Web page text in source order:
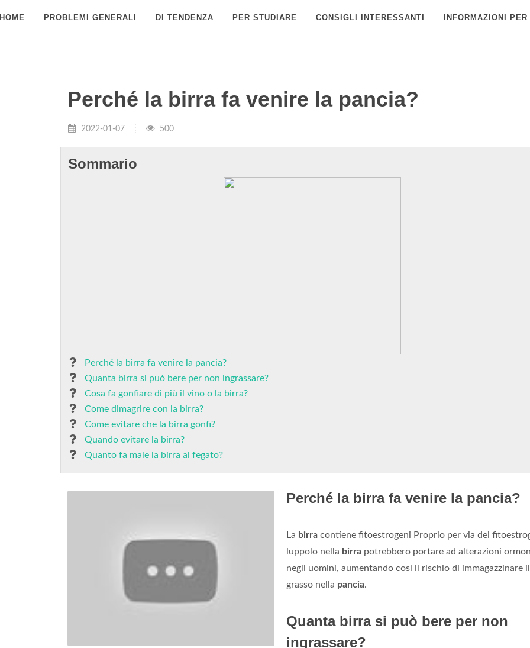
PROBLEMI GENERALI DI TENDENZA PER STUDIARE CONSIGLI INTERESSANTI INFORMAZIONI PER
Perché la birra fa venire la pancia?
2022-01-07 500
Sommario
Perché la birra fa venire la pancia?
Quanta birra si può bere per non ingrassare?
Cosa fa gonfiare di più il vino o la birra?
Come dimagrire con la birra?
Come evitare che la birra gonfi?
Quando evitare la birra?
Quanto fa male la birra al fegato?
Perché la birra fa venire la pancia?
La birra contiene fitoestrogeni Proprio per via dei
luppolo nella birra potrebbero portare ad alterazioni
negli uomini, aumentando così il rischio di immagazzinare il
grasso nella pancia.
Quanta birra si può bere per non
ingrassare?